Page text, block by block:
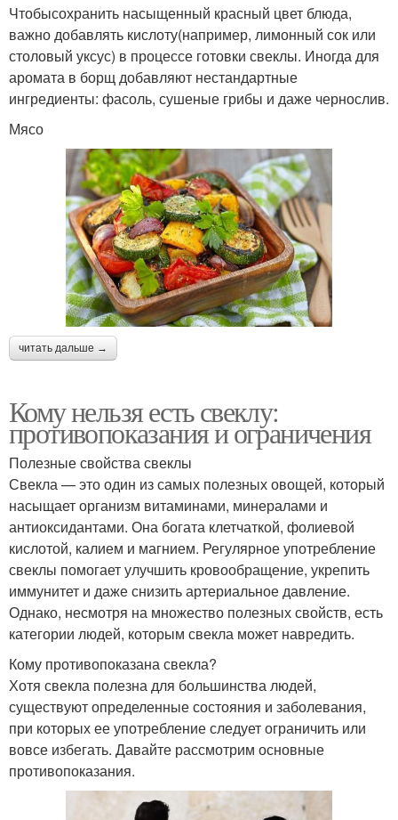
Чтобысохранить насыщенный красный цвет блюда,
важно добавлять кислоту(например, лимонный сок или
столовый уксус) в процессе готовки свеклы. Иногда для
аромата в борщ добавляют нестандартные
ингредиенты: фасоль, сушеные грибы и даже чернослив.
Мясо
читать дальше →
Кому нельзя есть свеклу:
противопоказания и ограничения
Полезные свойства свеклы
Свекла — это один из самых полезных овощей, который
насыщает организм витаминами, минералами и
антиоксидантами. Она богата клетчаткой, фолиевой
кислотой, калием и магнием. Регулярное употребление
свеклы помогает улучшить кровообращение, укрепить
иммунитет и даже снизить артериальное давление.
Однако, несмотря на множество полезных свойств, есть
категории людей, которым свекла может навредить.
Кому противопоказана свекла?
Хотя свекла полезна для большинства людей,
существуют определенные состояния и заболевания,
при которых ее употребление следует ограничить или
вовсе избегать. Давайте рассмотрим основные
противопоказания.